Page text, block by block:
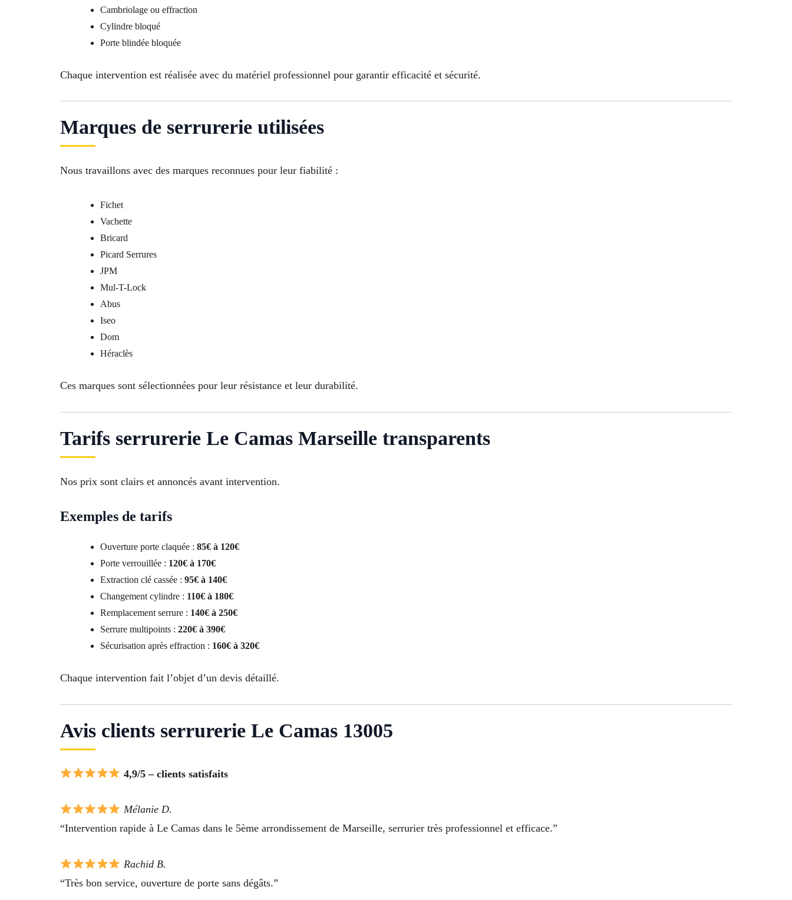
Cambriolage ou effraction
Cylindre bloqué
Porte blindée bloquée
Chaque intervention est réalisée avec du matériel professionnel pour garantir efficacité et sécurité.
Marques de serrurerie utilisées
Nous travaillons avec des marques reconnues pour leur fiabilité :
Fichet
Vachette
Bricard
Picard Serrures
JPM
Mul-T-Lock
Abus
Iseo
Dom
Héraclès
Ces marques sont sélectionnées pour leur résistance et leur durabilité.
Tarifs serrurerie Le Camas Marseille transparents
Nos prix sont clairs et annoncés avant intervention.
Exemples de tarifs
Ouverture porte claquée : 85€ à 120€
Porte verrouillée : 120€ à 170€
Extraction clé cassée : 95€ à 140€
Changement cylindre : 110€ à 180€
Remplacement serrure : 140€ à 250€
Serrure multipoints : 220€ à 390€
Sécurisation après effraction : 160€ à 320€
Chaque intervention fait l’objet d’un devis détaillé.
Avis clients serrurerie Le Camas 13005
4,9/5 – clients satisfaits
Mélanie D.
“Intervention rapide à Le Camas dans le 5ème arrondissement de Marseille, serrurier très professionnel et efficace.”
Rachid B.
“Très bon service, ouverture de porte sans dégâts.”